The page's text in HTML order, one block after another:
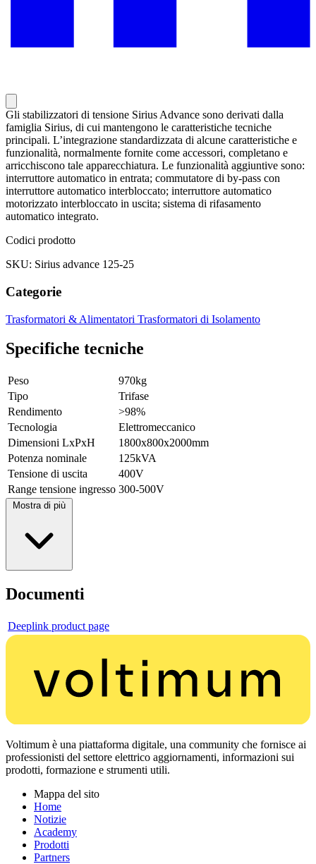
Gli stabilizzatori di tensione Sirius Advance sono derivati dalla
famiglia Sirius, di cui mantengono le caratteristiche tecniche
principali. L’integrazione standardizzata di alcune caratteristiche e
funzionalità, normalmente fornite come accessori, completano e
arricchiscono tale apparecchiatura. Le funzionalità aggiuntive sono:
interruttore automatico in entrata; commutatore di by-pass con
interruttore automatico interbloccato; interruttore automatico
motorizzato interbloccato in uscita; sistema di rifasamento
automatico integrato.
Codici prodotto
SKU: Sirius advance 125-25
Categorie
Trasformatori & Alimentatori Trasformatori di Isolamento
Specifiche tecniche
Peso
970kg
Tipo
Trifase
Rendimento
>98%
Tecnologia
Elettromeccanico
Dimensioni LxPxH
1800x800x2000mm
Potenza nominale
125kVA
Tensione di uscita
400V
Range tensione ingresso 300-500V
Mostra di più
Documenti
Deeplink product page
Voltimum è una piattaforma digitale, una community che fornisce ai
professionisti del settore elettrico aggiornamenti, informazioni sui
prodotti, formazione e strumenti utili.
Mappa del sito
Home
Notizie
Academy
Prodotti
Partners